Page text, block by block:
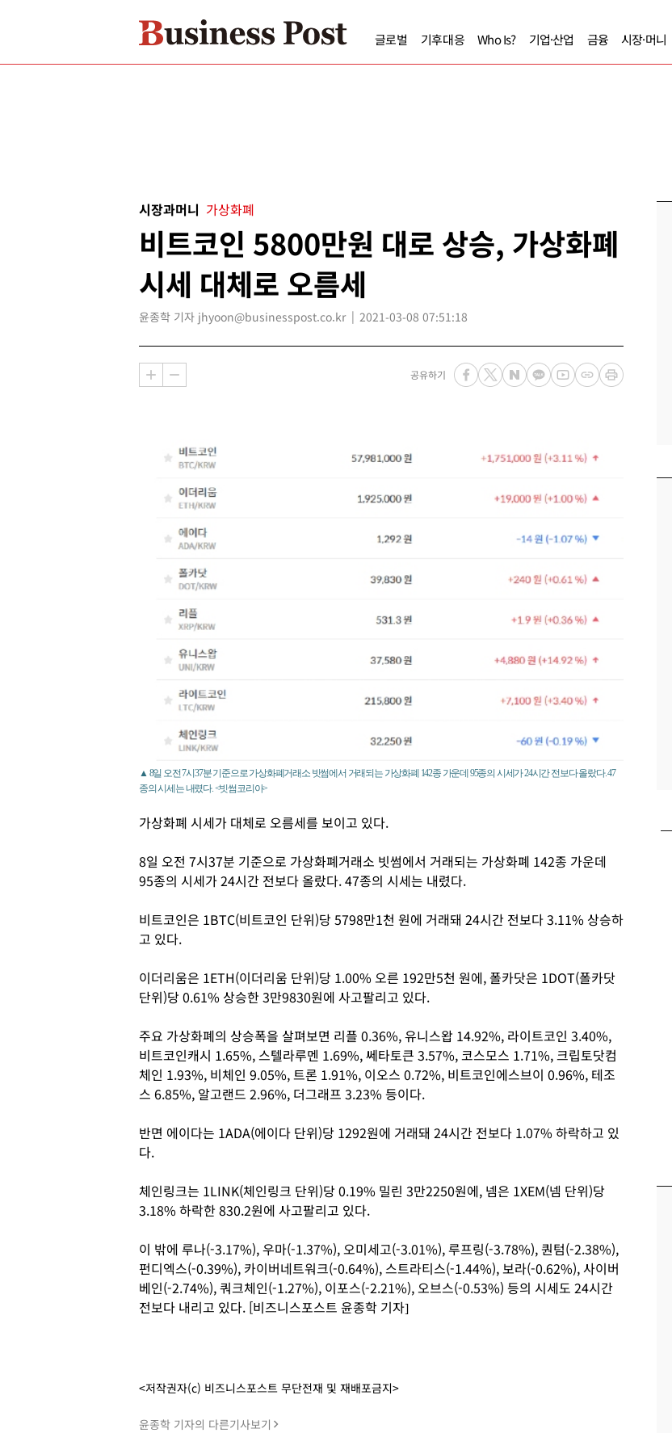
글로벌 기후대응 Who Is? 기업·산업 금융 시장·머니
시장과머니 가상화폐
비트코인 5800만원 대로 상승, 가상화폐
시세 대체로 오름세
윤종학 기자 jhyoon@businesspost.co.kr 2021-03-08 07:51:18
공유하기
▲ 8일 오전 7시37분 기준으로 가상화폐거래소 빗썸에서 거래되는 가상화폐 142종 가운데 95종의 시세가 24시간 전보다 올랐다. 47
종의 시세는 내렸다. <빗썸코리아>
가상화폐 시세가 대체로 오름세를 보이고 있다.
8일 오전 7시37분 기준으로 가상화폐거래소 빗썸에서 거래되는 가상화폐 142종 가운데
95종의 시세가 24시간 전보다 올랐다. 47종의 시세는 내렸다.
비트코인은 1BTC(비트코인 단위)당 5798만1천 원에 거래돼 24시간 전보다 3.11% 상승하
고 있다.
이더리움은 1ETH(이더리움 단위)당 1.00% 오른 192만5천 원에, 폴카닷은 1DOT(폴카닷
단위)당 0.61% 상승한 3만9830원에 사고팔리고 있다.
주요 가상화폐의 상승폭을 살펴보면 리플 0.36%, 유니스왑 14.92%, 라이트코인 3.40%,
비트코인캐시 1.65%, 스텔라루멘 1.69%, 쎄타토큰 3.57%, 코스모스 1.71%, 크립토닷컴
체인 1.93%, 비체인 9.05%, 트론 1.91%, 이오스 0.72%, 비트코인에스브이 0.96%, 테조
스 6.85%, 알고랜드 2.96%, 더그래프 3.23% 등이다.
반면 에이다는 1ADA(에이다 단위)당 1292원에 거래돼 24시간 전보다 1.07% 하락하고 있
다.
체인링크는 1LINK(체인링크 단위)당 0.19% 밀린 3만2250원에, 넴은 1XEM(넴 단위)당
3.18% 하락한 830.2원에 사고팔리고 있다.
이 밖에 루나(-3.17%), 우마(-1.37%), 오미세고(-3.01%), 루프링(-3.78%), 퀀텀(-2.38%),
펀디엑스(-0.39%), 카이버네트워크(-0.64%), 스트라티스(-1.44%), 보라(-0.62%), 사이버
베인(-2.74%), 쿼크체인(-1.27%), 이포스(-2.21%), 오브스(-0.53%) 등의 시세도 24시간
전보다 내리고 있다. [비즈니스포스트 윤종학 기자]
<저작권자(c) 비즈니스포스트 무단전재 및 재배포금지>
윤종학 기자의 다른기사보기